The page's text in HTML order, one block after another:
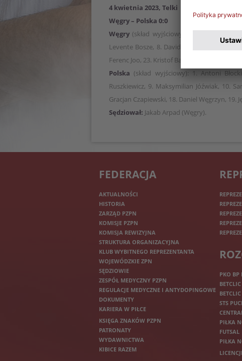
4 kwietnia 2023, Telki
Węgry – Polska 0:0
Węgry (skład wyjściowy): 12. Ferenc
Levente Bosze, 8. David Gyebroczki, 9.
Ferenc Joo, 23. Kristof Balog.
Polska (skład wyjściowy): 1. Antoni
Ruszkiewicz, 9. Maksymilian Jóźwiak, 10.
Gracjan Czapiewski, 18. Daniel Węgrzyn, 19.
Sędziował: Jakab Arpad (Węgry).
FEDERACJA
AKTUALNOŚCI
HISTORIA
ZARZĄD PZPN
KOMISJE PZPN
KOMISJA REWIZYJNA
STRUKTURA ORGANIZACYJNA
KLUB WYBITNEGO REPREZENTANTA
WOJEWÓDZKIE ZPN
SĘDZIOWIE
ZESPÓŁ MEDYCZNY PZPN
REGULACJE MEDYCZNE I ANTYDOPINGOWE
DOKUMENTY
KARIERA W PIŁCE
KSIĘGA ZNAKÓW PZPN
PATRONATY
WYDAWNICTWA
KIBICE RAZEM
PKO BP
STS
PIŁKA
FUTSAL
PIŁKA